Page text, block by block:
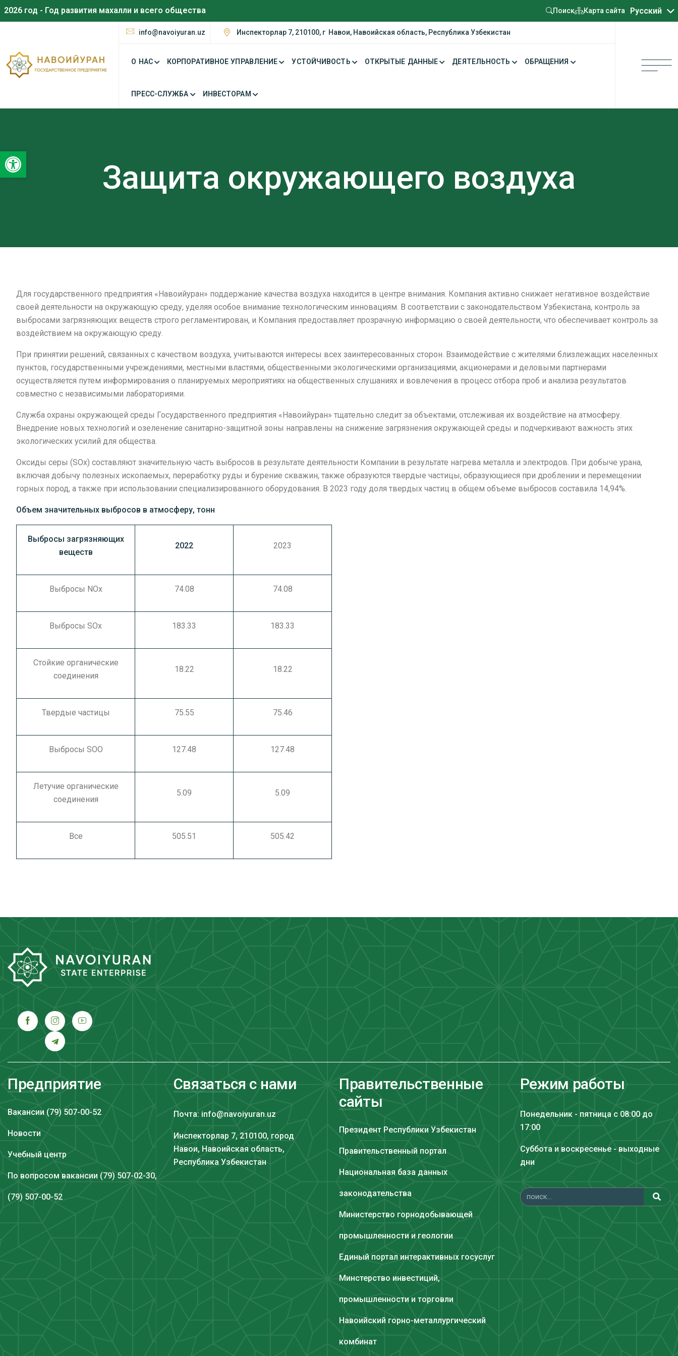
Открыть панель инструментов
2026 год - Год развития махалли и всего общества Поиск Карта сайта Русский
Oʻzbekcha
info@navoiyuran.uz Инспекторлар 7, 210100, г Навои, Навоийская область, Республика Узбекистан
О НАС КОРПОРАТИВНОЕ УПРАВЛЕНИЕ УСТОЙЧИВОСТЬ ОТКРЫТЫЕ ДАННЫЕ ДЕЯТЕЛЬНОСТЬ ОБРАЩЕНИЯ
ПРЕСС-СЛУЖБА ИНВЕСТОРАМ
Защита окружающего воздуха
Для государственного предприятия «Навоийуран» поддержание качества воздуха находится в центре внимания. Компания активно снижает негативное воздействие
своей деятельности на окружающую среду, уделяя особое внимание технологическим инновациям. В соответствии с законодательством Узбекистана, контроль за
выбросами загрязняющих веществ строго регламентирован, и Компания предоставляет прозрачную информацию о своей деятельности, что обеспечивает контроль за
воздействием на окружающую среду.
При принятии решений, связанных с качеством воздуха, учитываются интересы всех заинтересованных сторон. Взаимодействие с жителями близлежащих населенных
пунктов, государственными учреждениями, местными властями, общественными экологическими организациями, акционерами и деловыми партнерами
осуществляется путем информирования о планируемых мероприятиях на общественных слушаниях и вовлечения в процесс отбора проб и анализа результатов
совместно с независимыми лабораториями.
Служба охраны окружающей среды Государственного предприятия «Навоийуран» тщательно следит за объектами, отслеживая их воздействие на атмосферу.
Внедрение новых технологий и озеленение санитарно-защитной зоны направлены на снижение загрязнения окружающей среды и подчеркивают важность этих
экологических усилий для общества.
Оксиды серы (SOx) составляют значительную часть выбросов в результате деятельности Компании в результате нагрева металла и электродов. При добыче урана,
включая добычу полезных ископаемых, переработку руды и бурение скважин, также образуются твердые частицы, образующиеся при дроблении и перемещении
горных пород, а также при использовании специализированного оборудования. В 2023 году доля твердых частиц в общем объеме выбросов составила 14,94%.
Объем значительных выбросов в атмосферу, тонн
Выбросы загрязняющих
веществ
2022 2023
Выбросы NOx 74.08 74.08
Выбросы SOx 183.33 183.33
Стойкие органические
соединения
18.22 18.22
Твердые частицы 75.55 75.46
Выбросы SOO 127.48 127.48
Летучие органические
соединения
5.09 5.09
Все 505.51 505.42
Предприятие
Вакансии (79) 507-00-52
Новости
Учебный центр
По вопросом вакансии (79) 507-02-30,
(79) 507-00-52
Связаться с нами
Почта: info@navoiyuran.uz
Инспекторлар 7, 210100, город
Навои, Навоийская область,
Республика Узбекистан
Правительственные
сайты
Президент Республики Узбекистан
Правительственный портал
Национальная база данных
законодательства
Министерство горнодобывающей
промышленности и геологии
Единый портал интерактивных госуслуг
Минстерство инвестиций,
промышленности и торговли
Навоийский горно-металлургический
комбинат
Режим работы
Понедельник - пятница с 08:00 до
17:00
Суббота и воскресенье - выходные
дни